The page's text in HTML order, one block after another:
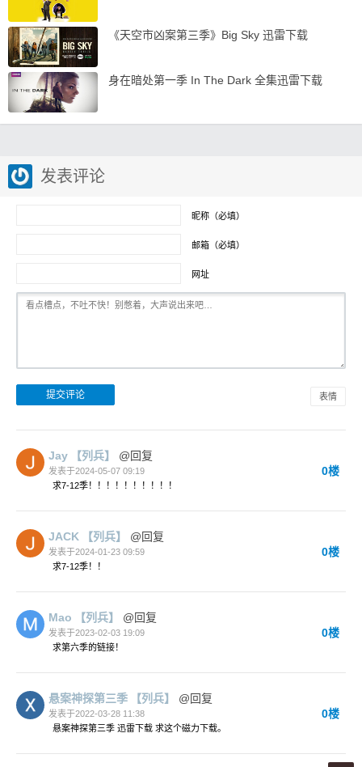
《天空市凶案第三季》Big Sky 迅雷下载
身在暗处第一季 In The Dark 全集迅雷下载
发表评论
昵称（必填）
邮箱（必填）
网址
表情
Jay 【列兵】 @回复
发表于2024-05-07 09:19 0楼
求7-12季！！！！！！！！！！
JACK 【列兵】 @回复
发表于2024-01-23 09:59 0楼
求7-12季！！
Mao 【列兵】 @回复
发表于2023-02-03 19:09 0楼
求第六季的链接！
悬案神探第三季 【列兵】 @回复
发表于2022-03-28 11:38 0楼
悬案神探第三季 迅雷下载 求这个磁力下载。